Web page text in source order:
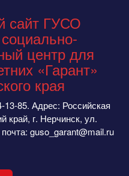
сайт ГУСО
центр для
«Гарант»
края
85. Адрес: Российская
край, г. Нерчинск, ул.
guso_garant@mail.ru